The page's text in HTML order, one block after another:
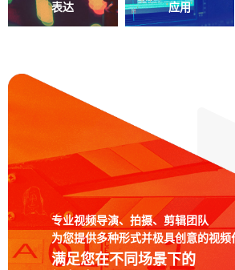
表达 应用
专业视频导演、拍摄、剪辑团队
为您提供多种形式并极具创意的视频
满足您在不同场景下的